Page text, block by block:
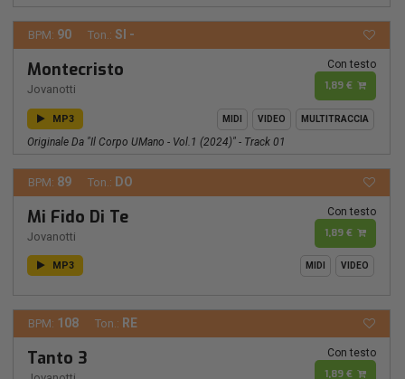
BPM: 90 Ton.: SI -
Montecristo
Jovanotti
Con testo
1,89 €
MP3 MIDI VIDEO MULTITRACCIA
Originale Da "Il Corpo UMano - Vol.1 (2024)" - Track 01
BPM: 89 Ton.: DO
Mi Fido Di Te
Jovanotti
Con testo
1,89 €
MP3 MIDI VIDEO
BPM: 108 Ton.: RE
Tanto 3 Con testo
1,89 €